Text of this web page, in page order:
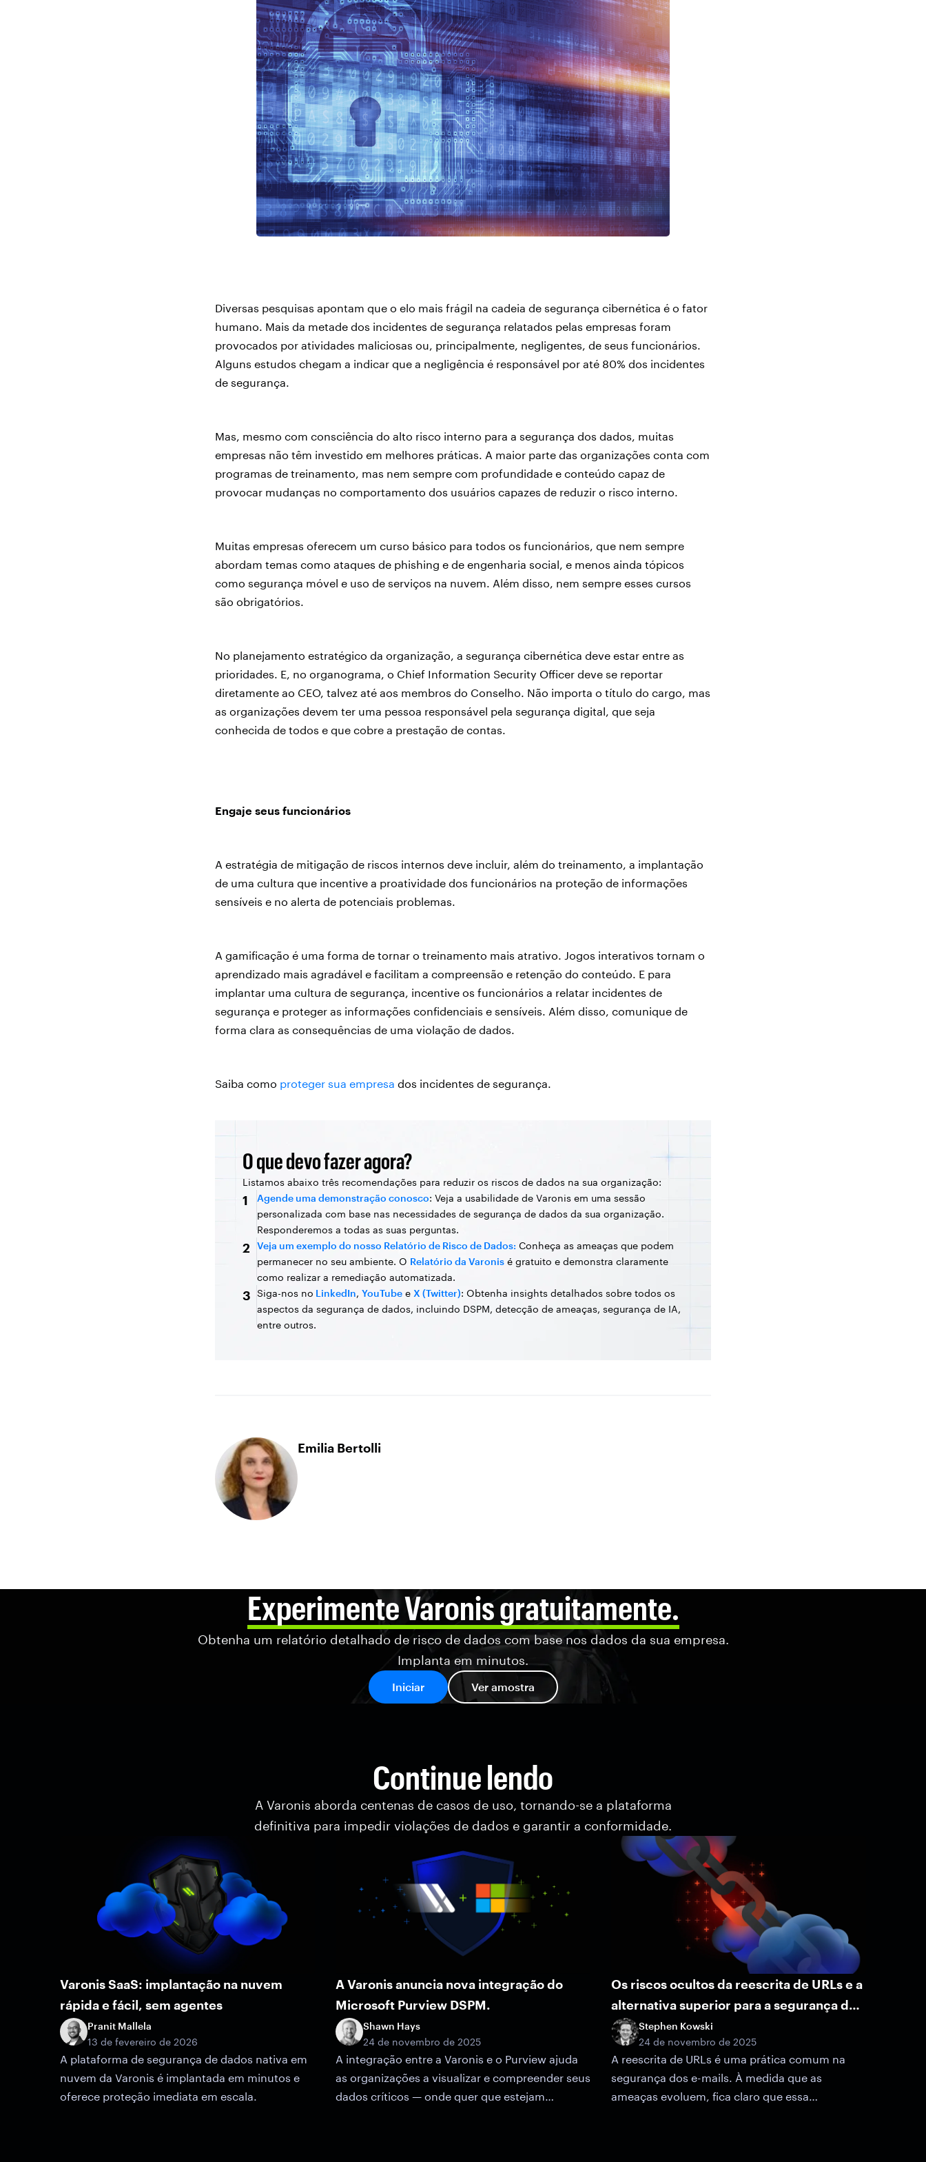
Diversas pesquisas apontam que o elo mais frágil na cadeia de segurança cibernética é o fator
humano. Mais da metade dos incidentes de segurança relatados pelas empresas foram
provocados por atividades maliciosas ou, principalmente, negligentes, de seus funcionários.
Alguns estudos chegam a indicar que a negligência é responsável por até 80% dos incidentes
de segurança.
Mas, mesmo com consciência do alto risco interno para a segurança dos dados, muitas
empresas não têm investido em melhores práticas. A maior parte das organizações conta com
programas de treinamento, mas nem sempre com profundidade e conteúdo capaz de
provocar mudanças no comportamento dos usuários capazes de reduzir o risco interno.
Muitas empresas oferecem um curso básico para todos os funcionários, que nem sempre
abordam temas como ataques de phishing e de engenharia social, e menos ainda tópicos
como segurança móvel e uso de serviços na nuvem. Além disso, nem sempre esses cursos
são obrigatórios.
No planejamento estratégico da organização, a segurança cibernética deve estar entre as
prioridades. E, no organograma, o Chief Information Security Officer deve se reportar
diretamente ao CEO, talvez até aos membros do Conselho. Não importa o título do cargo, mas
as organizações devem ter uma pessoa responsável pela segurança digital, que seja
conhecida de todos e que cobre a prestação de contas.
Engaje seus funcionários
A estratégia de mitigação de riscos internos deve incluir, além do treinamento, a implantação
de uma cultura que incentive a proatividade dos funcionários na proteção de informações
sensíveis e no alerta de potenciais problemas.
A gamificação é uma forma de tornar o treinamento mais atrativo. Jogos interativos tornam o
aprendizado mais agradável e facilitam a compreensão e retenção do conteúdo. E para
implantar uma cultura de segurança, incentive os funcionários a relatar incidentes de
segurança e proteger as informações confidenciais e sensíveis. Além disso, comunique de
forma clara as consequências de uma violação de dados.
Saiba como proteger sua empresa dos incidentes de segurança.
O que devo fazer agora?
Listamos abaixo três recomendações para reduzir os riscos de dados na sua organização:
1 Agende uma demonstração conosco: Veja a usabilidade de Varonis em uma sessão
personalizada com base nas necessidades de segurança de dados da sua organização.
Responderemos a todas as suas perguntas.
2 Veja um exemplo do nosso Relatório de Risco de Dados: Conheça as ameaças que podem
permanecer no seu ambiente. O Relatório da Varonis é gratuito e demonstra claramente
como realizar a remediação automatizada.
3 Siga-nos no LinkedIn, YouTube e X (Twitter): Obtenha insights detalhados sobre todos os
aspectos da segurança de dados, incluindo DSPM, detecção de ameaças, segurança de IA,
entre outros.
Emilia Bertolli
Experimente Varonis gratuitamente.
Obtenha um relatório detalhado de risco de dados com base nos dados da sua empresa.
Implanta em minutos.
Iniciar Ver amostra
Continue lendo
A Varonis aborda centenas de casos de uso, tornando-se a plataforma
definitiva para impedir violações de dados e garantir a conformidade.
Varonis SaaS: implantação na nuvem
rápida e fácil, sem agentes
Pranit Mallela
13 de fevereiro de 2026
A plataforma de segurança de dados nativa em
nuvem da Varonis é implantada em minutos e
oferece proteção imediata em escala.
A Varonis anuncia nova integração do
Microsoft Purview DSPM.
Shawn Hays
24 de novembro de 2025
A integração entre a Varonis e o Purview ajuda
as organizações a visualizar e compreender seus
dados críticos — onde quer que estejam
Os riscos ocultos da reescrita de URLs e a
alternativa superior para a segurança de
e-mailStephen Kowski
24 de novembro de 2025
A reescrita de URLs é uma prática comum na
segurança dos e-mails. À medida que as
ameaças evoluem, fica claro que essa